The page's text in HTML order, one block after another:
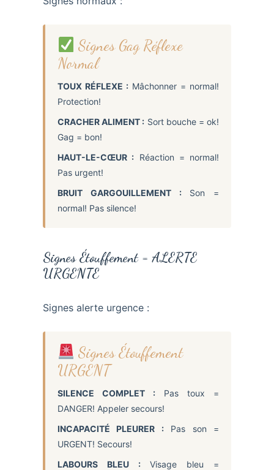
Signes Gag Réflexe
Normal
TOUX RÉFLEXE : Mâchonner = normal!
Protection!
CRACHER ALIMENT : Sort bouche = ok!
Gag = bon!
HAUT-LE-CŒUR : Réaction = normal!
Pas urgent!
BRUIT GARGOUILLEMENT :Son =
normal! Pas silence!
Signes Étouffement = ALERTE
URGENTE
Signes alerte urgence :
Signes Étouffement
URGENT
SILENCE COMPLET : Pas toux =
DANGER! Appeler secours!
INCAPACITÉ PLEURER :Pas son =
URGENT! Secours!
LABOURS BLEU :Visage bleu =